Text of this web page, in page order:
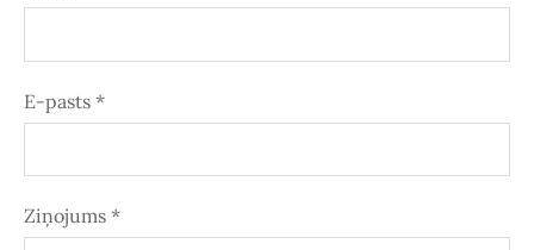
E-pasts *
Ziņojums *